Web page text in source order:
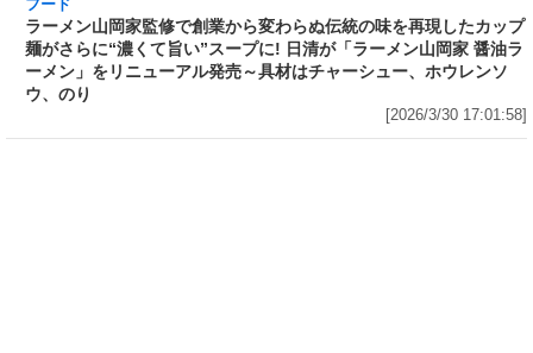
ラーメン山岡家監修で創業から変わらぬ伝統の
味を再現したカップ麺がさらに“濃くて旨い”ス
ープに! 日清が「ラーメン山岡家 醤油ラーメ
[2026/3/30 17:01:58]